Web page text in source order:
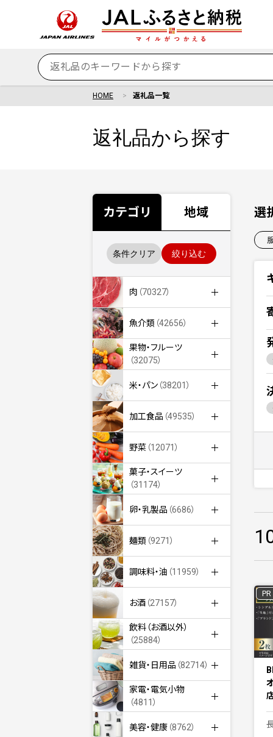
HOME 返礼品一覧
返礼品から探す
カテゴリ 地域
条件クリア 絞り込む
肉 （70327）
魚介類 （42656）
果物・フルーツ
（32075）
米・パン （38201）
加工食品 （49535）
野菜 （12071）
菓子・スイーツ
（31174）
卵・乳製品 （6686）
麺類 （9271）
調味料・油 （11959）
お酒 （27157）
飲料（お酒以外）
（25884）
雑貨・日用品 （82714）
家電・電気小物
（4811）
美容・健康 （8762）
選
PR